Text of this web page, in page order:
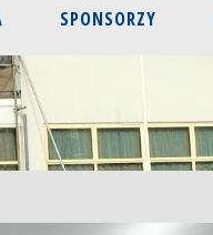
SPONSORZY